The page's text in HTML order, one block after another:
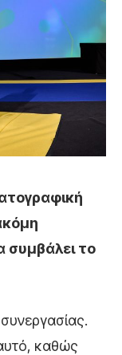
συμβάλει το
καθώς